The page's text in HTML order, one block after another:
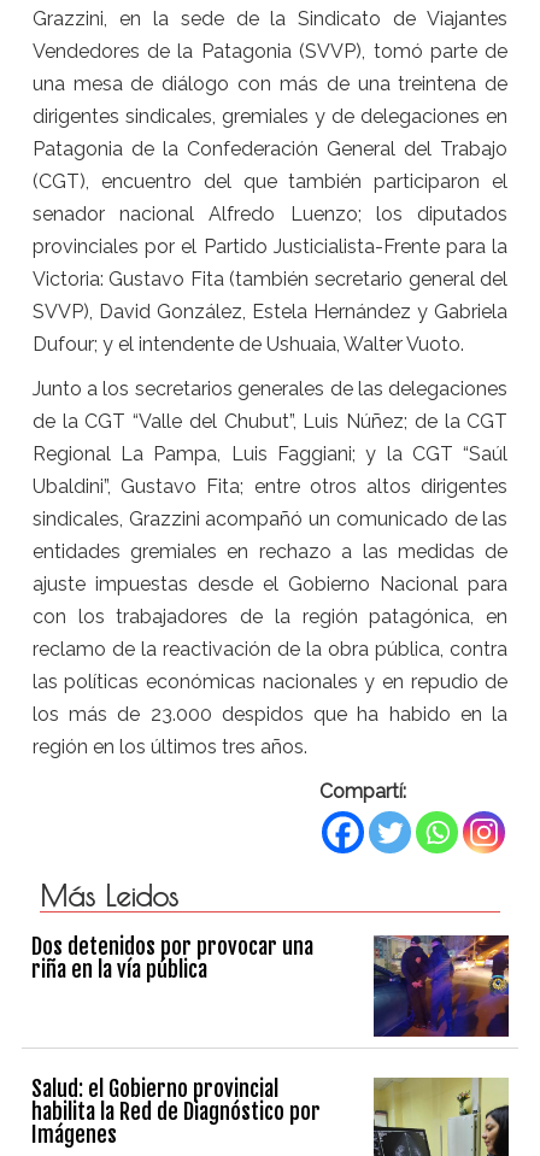
Grazzini, en la sede de la Sindicato de Viajantes
Vendedores de la Patagonia (SVVP), tomó parte de
una mesa de diálogo con más de una treintena de
dirigentes sindicales, gremiales y de delegaciones en
Patagonia de la Confederación General del Trabajo
(CGT), encuentro del que también participaron el
senador nacional Alfredo Luenzo; los diputados
provinciales por el Partido Justicialista-Frente para la
Victoria: Gustavo Fita (también secretario general del
SVVP), David González, Estela Hernández y Gabriela
Dufour; y el intendente de Ushuaia, Walter Vuoto.
Junto a los secretarios generales de las delegaciones
de la CGT “Valle del Chubut”, Luis Núñez; de la CGT
Regional La Pampa, Luis Faggiani; y la CGT “Saúl
Ubaldini”, Gustavo Fita; entre otros altos dirigentes
sindicales, Grazzini acompañó un comunicado de las
entidades gremiales en rechazo a las medidas de
ajuste impuestas desde el Gobierno Nacional para
con los trabajadores de la región patagónica, en
reclamo de la reactivación de la obra pública, contra
las políticas económicas nacionales y en repudio de
los más de 23.000 despidos que ha habido en la
región en los últimos tres años.
Compartí:
Más Leidos
Dos detenidos por provocar una
riña en la vía pública
Salud: el Gobierno provincial
habilita la Red de Diagnóstico por
Imágenes